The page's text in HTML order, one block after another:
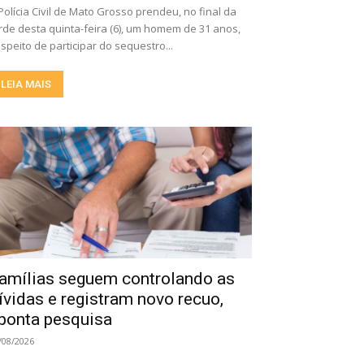
Civil de Mato Grosso prendeu, no final da
desta quinta-feira (6), um homem de 31 anos,
de participar do sequestro...
LEIA MAIS
seguem controlando as
e registram novo recuo,
pesquisa
2026